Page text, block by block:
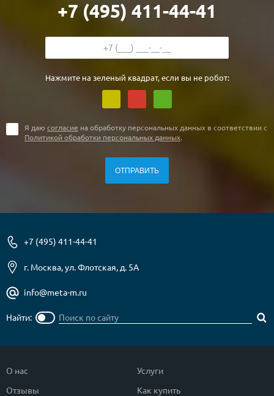
+7 (495) 411-44-41
Нажмите на зеленый квадрат, если вы не робот:
Я даю согласие на обработку персональных данных в соответствии с
Политикой обработки персональных данных.
+7 (495) 411-44-41
г. Москва, ул. Флотская, д. 5А
info@meta-m.ru
Найти:
О нас
Отзывы
Услуги
Как купить